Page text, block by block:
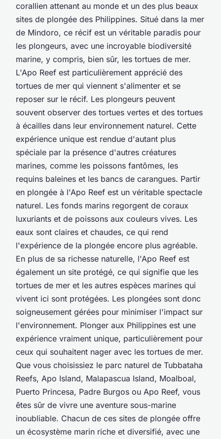
corallien attenant au monde et un des plus beaux
sites de plongée des Philippines. Situé dans la mer
de Mindoro, ce récif est un véritable paradis pour
les plongeurs, avec une incroyable biodiversité
marine, y compris, bien sûr, les tortues de mer.
L'Apo Reef est particulièrement apprécié des
tortues de mer qui viennent s'alimenter et se
reposer sur le récif. Les plongeurs peuvent
souvent observer des tortues vertes et des tortues
à écailles dans leur environnement naturel. Cette
expérience unique est rendue d'autant plus
spéciale par la présence d'autres créatures
marines, comme les poissons fantômes, les
requins baleines et les bancs de carangues. Partir
en plongée à l'Apo Reef est un véritable spectacle
naturel. Les fonds marins regorgent de coraux
luxuriants et de poissons aux couleurs vives. Les
eaux sont claires et chaudes, ce qui rend
l'expérience de la plongée encore plus agréable.
En plus de sa richesse naturelle, l'Apo Reef est
également un site protégé, ce qui signifie que les
tortues de mer et les autres espèces marines qui
vivent ici sont protégées. Les plongées sont donc
soigneusement gérées pour minimiser l'impact sur
l'environnement. Plonger aux Philippines est une
expérience vraiment unique, particulièrement pour
ceux qui souhaitent nager avec les tortues de mer.
Que vous choisissiez le parc naturel de Tubbataha
Reefs, Apo Island, Malapascua Island, Moalboal,
Puerto Princesa, Padre Burgos ou Apo Reef, vous
êtes sûr de vivre une aventure sous-marine
inoubliable. Chacun de ces sites de plongée offre
un écosystème marin riche et diversifié, avec une